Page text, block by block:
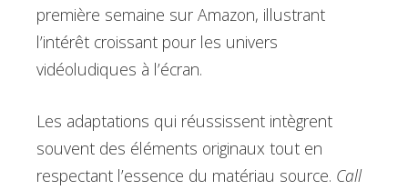
première semaine sur Amazon, illustrant
l’intérêt croissant pour les univers
vidéoludiques à l’écran.
Les adaptations qui réussissent intègrent
souvent des éléments originaux tout en
respectant l’essence du matériau source. Call